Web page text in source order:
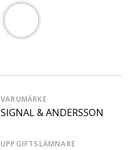
VARUMÄRKE
SIGNAL & ANDERSSON
UPPGIFTSLÄMNARE